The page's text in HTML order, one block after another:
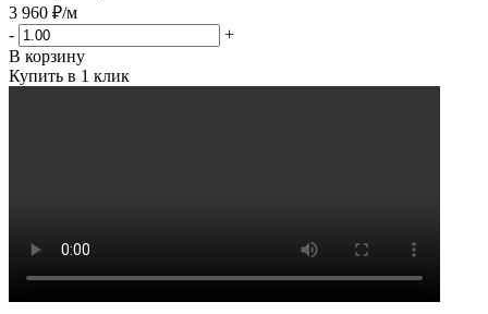
3 960 ₽/м
-
+
В корзину
Купить в 1 клик